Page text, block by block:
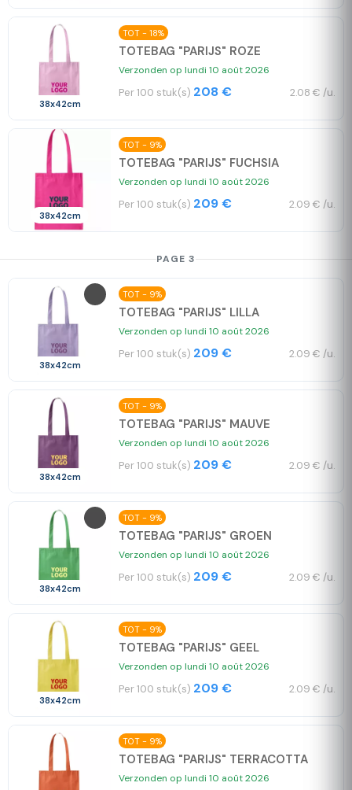
38x42cm
TOT - 18%
TOTEBAG "PARIJS" ROZE
Verzonden op lundi 10 août 2026
Per 100 stuk(s) 208 € 2.08 € /u.
38x42cm
TOT - 9%
TOTEBAG "PARIJS" FUCHSIA
Verzonden op lundi 10 août 2026
Per 100 stuk(s) 209 € 2.09 € /u.
PAGE 3
38x42cm
TOT - 9%
TOTEBAG "PARIJS" LILLA
Verzonden op lundi 10 août 2026
Per 100 stuk(s) 209 € 2.09 € /u.
38x42cm
TOT - 9%
TOTEBAG "PARIJS" MAUVE
Verzonden op lundi 10 août 2026
Per 100 stuk(s) 209 € 2.09 € /u.
38x42cm
TOT - 9%
TOTEBAG "PARIJS" GROEN
Verzonden op lundi 10 août 2026
Per 100 stuk(s) 209 € 2.09 € /u.
38x42cm
TOT - 9%
TOTEBAG "PARIJS" GEEL
Verzonden op lundi 10 août 2026
Per 100 stuk(s) 209 € 2.09 € /u.
TOT - 9%
TOTEBAG "PARIJS" TERRACOTTA
Verzonden op lundi 10 août 2026